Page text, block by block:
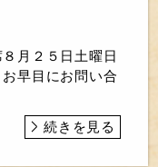
月２５日土曜日
早目にお問い合
続きを見る